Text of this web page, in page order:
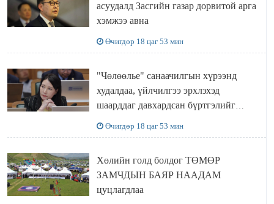
асуудалд Засгийн газар дорвитой арга
хэмжээ авна
Өчигдөр 18 цаг 53 мин
"Чөлөөлье" санаачилгын хүрээнд
худалдаа, үйлчилгээ эрхлэхэд
шаарддаг давхардсан бүртгэлийг
Өчигдөр 18 цаг 53 мин
Хөлийн голд болдог ТӨМӨР
ЗАМЧДЫН БАЯР НААДАМ
цуцлагдлаа